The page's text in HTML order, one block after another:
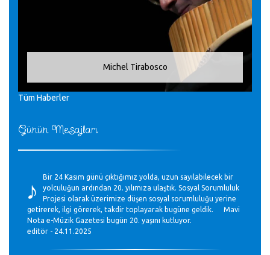
Günün Mesajları
♪
Bir 24 Kasım günü çıktığımız yolda, uzun sayılabilecek bir
yolculuğun ardından 20. yılımıza ulaştık. Sosyal Sorumluluk
Projesi olarak üzerimize düşen sosyal sorumluluğu yerine
getirerek, ilgi görerek, takdir toplayarak bugüne geldik. Mavi
Nota e-Müzik Gazetesi bugün 20. yaşını kutluyor.
editör - 24.11.2025
Michel Tirabosco
Tüm Haberler